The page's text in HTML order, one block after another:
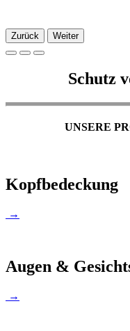
Zurück Weiter
Schutz
UNSERE
Kopfbedeckung
→
Augen &
→